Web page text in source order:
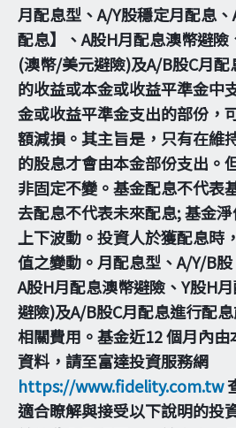
月配息型、A/Y股穩定月配息
配息】、A股H月配息澳幣避險
(澳幣/美元避險)及A/B股C月
的收益或本金或收益平準金中
金或收益平準金支出的部份，
額減損。其主旨是，只有在維
的股息才會由本金部份支出。
非固定不變。基金配息不代表
去配息不代表未來配息; 基金
上下波動。投資人於獲配息時
值之變動。月配息型、A/Y/B
A股H月配息澳幣避險、Y股H
避險)及A/B股C月配息進行配
相關費用。基金近12 個月內
資料，請至富達投資服務網
https://www.fidelity.com.tw
適合瞭解與接受以下說明的投